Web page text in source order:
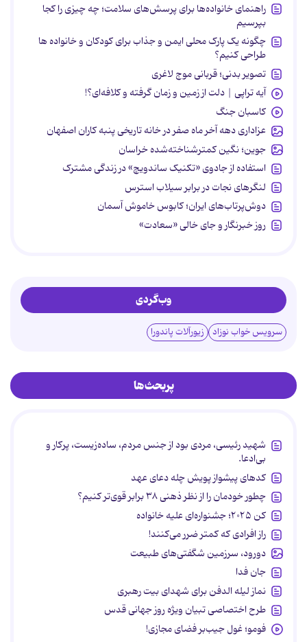
راهنمای خانواده‌ها برای پرسش‌های سلامت؛ چه چیزی را کجا
بپرسیم
چگونه یک پارک محلی ایمن و جذاب برای کودکان و خانواده ها
طراحی کنیم؟
تصویر بدنی؛ قربانی موج لاغری
آیه تراپی | دلت از زمین و زمان گرفته و کلافه‌ای؟!
کاسبان جنگ
عزاداری دهه آخر ماه صفر در خانه تاریخی پنبه کاران اصفهان
جوین؛ نگین کمترشناخته‌شده خراسان
استفاده از جادوی «تکنیک ساندویچ» در زندگی مشترک
لنگرهای نجات در برابر سیلاب استرس
دوش‌پرتاب‌های ایران؛ کابوس خاموش آسمان
روز خبرنگار و جای خالی «سعادت»
وب‌گردی
سرویس خواب نوزاد زیورآلات پاندورا
پربحث‌ها
شهید رئیسی، مردی بود از جنس مردم، ساده‌زیست، پرکار و
بی‌ادعا.
کدهای پیشواز پویش چله دعای عهد
چطور خودمان را از نظر ذهنی ۳۸ برابر قوی‌تر کنیم؟
کن ۲۰۲۵؛ جشنواره‌ای علیه خانواده
راز افرادی که کمتر ضرر می‌کنند!
دورود، سرزمین شگفتی‌های طبیعت
جان فدا
نماز لیله الدفن برای شهدای بیت رهبری
طرح اختصاصی تبیان ویژه روز جهانی قدس
فومو؛ غول جیب‌بر فضای مجازی!